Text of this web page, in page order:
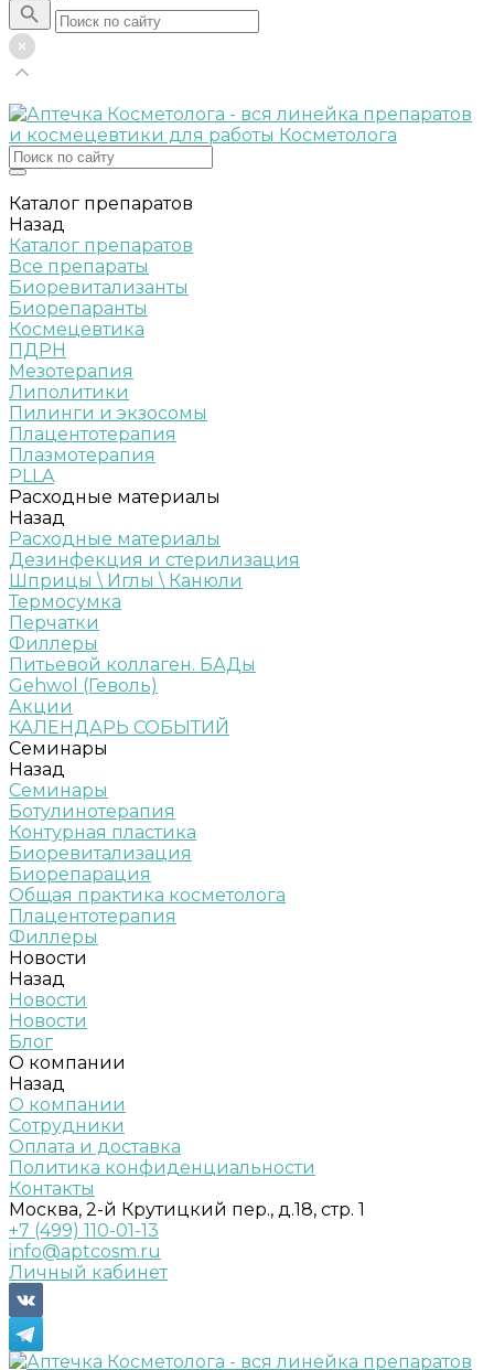
Каталог препаратов
Назад
Каталог препаратов
Все препараты
Биоревитализанты
Биорепаранты
Космецевтика
ПДРН
Мезотерапия
Липолитики
Пилинги и экзосомы
Плацентотерапия
Плазмотерапия
PLLA
Расходные материалы
Назад
Расходные материалы
Дезинфекция и стерилизация
Шприцы \ Иглы \ Канюли
Термосумка
Перчатки
Филлеры
Питьевой коллаген. БАДы
Gehwol (Геволь)
Акции
КАЛЕНДАРЬ СОБЫТИЙ
Семинары
Назад
Семинары
Ботулинотерапия
Контурная пластика
Биоревитализация
Биорепарация
Общая практика косметолога
Плацентотерапия
Филлеры
Новости
Назад
Новости
Новости
Блог
О компании
Назад
О компании
Сотрудники
Оплата и доставка
Политика конфиденциальности
Контакты
Москва, 2-й Крутицкий пер., д.18, стр. 1
+7 (499) 110-01-13
info@aptcosm.ru
Личный кабинет